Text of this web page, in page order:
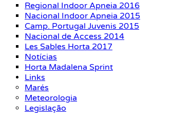
Regional Indoor Apneia 2016
Nacional Indoor Apneia 2015
Camp. Portugal Juvenis 2015
Nacional de Access 2014
Les Sables Horta 2017
Notícias
Horta Madalena Sprint
Links
Marés
Meteorologia
Legislação